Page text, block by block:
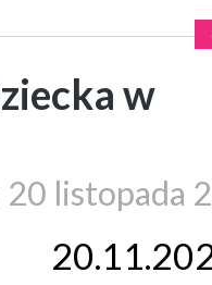
w
listopada